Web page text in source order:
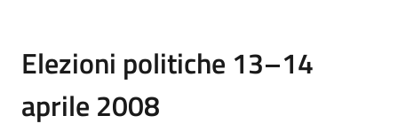
Elezioni politiche 13–14
aprile 2008